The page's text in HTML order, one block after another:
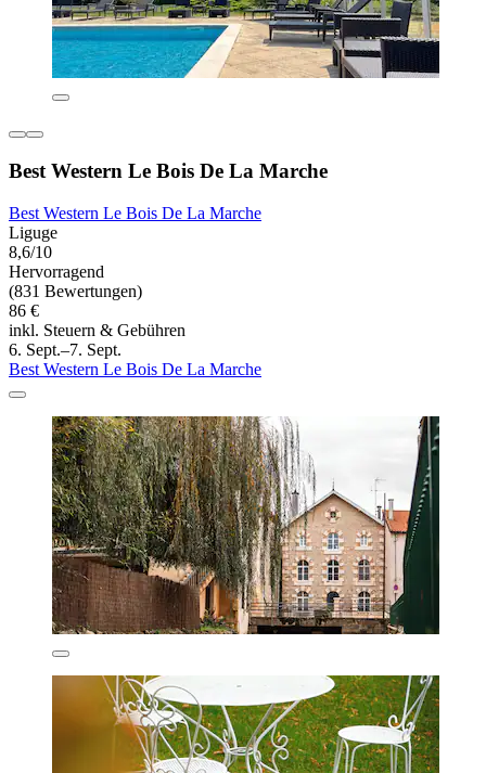
Best Western Le Bois De La Marche
Best Western Le Bois De La Marche
Liguge
8,6/10
Hervorragend
(831 Bewertungen)
86 €
inkl. Steuern & Gebühren
6. Sept.–7. Sept.
Best Western Le Bois De La Marche